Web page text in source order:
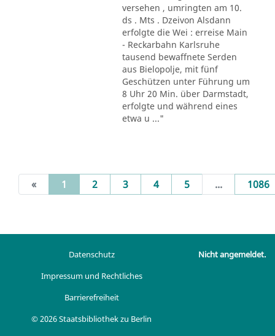
versehen , umringten am 10.
ds . Mts . Dzeivon Alsdann
erfolgte die Wei : erreise Main
- Reckarbahn Karlsruhe
tausend bewaffnete Serden
aus Bielopolje, mit fünf
Geschützen unter Führung um
8 Uhr 20 Min. über Darmstadt,
erfolgte und während eines
etwa u ..."
« 1 (current)
2 3 4 5 ... 1086
Datenschutz
Impressum und Rechtliches
Barrierefreiheit
© 2026 Staatsbibliothek zu Berlin
Nicht angemeldet.